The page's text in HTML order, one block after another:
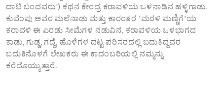
ದಾಟಿ ಬಂದವರು') ಕಥನ ಕೇಂದ್ರ ಕರಾವಳಿಯ ಒಳನಾಡಿನ ಹಳ್ಳಿಗಾಡು.
ಕುವೆಂಪು ಅವರ ಮಲೆನಾಡು ಮತ್ತು ಕಾರಂತರ 'ಮರಳಿ ಮಣ್ಣಿಗೆ'ಯ
ಕರಾವಳಿ ಈ ಎರಡು ಸೀಮೆಗಳ ನಡುವಿನ, ಕರಾವಳಿಯ ಒಳಭಾಗದ
ಕಾಡು, ಗುಡ್ಡ, ಗದ್ದೆ, ಹೊಳೆಗಳ ದಟ್ಟ ಪರಿಸರದಲ್ಲಿ ಬದುಕಿದ್ದವರ
ಬದುಕಿನೊಳಗೆ ಲೇಖಕರು ಈ ಕಾದಂಬರಿಯಲ್ಲಿ ನಮ್ಮನ್ನು
ಕರೆದೊಯ್ಯುತ್ತಾರೆ.